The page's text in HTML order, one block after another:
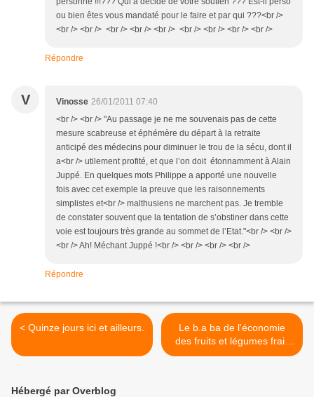
ou bien êtes vous mandaté pour le faire et par qui ???<br />
<br /> <br /> <br /> <br /> <br /> <br /> <br /> <br /> <br />
Répondre
V Vinosse 26/01/2011 07:40
<br /> <br /> "Au passage je ne me souvenais pas de cette
mesure scabreuse et éphémère du départ à la retraite
anticipé des médecins pour diminuer le trou de la sécu, dont il
a<br /> utilement profité, et que l’on doit étonnamment à Alain
Juppé. En quelques mots Philippe a apporté une nouvelle
fois avec cet exemple la preuve que les raisonnements
simplistes et<br /> malthusiens ne marchent pas. Je tremble
de constater souvent que la tentation de s’obstiner dans cette
voie est toujours très grande au sommet de l’Etat."<br /> <br />
<br /> Ah! Méchant Juppé !<br /> <br /> <br /> <br />
Répondre
< Quinze jours ici et ailleurs.
Le b.a ba de l'économie
des fruits et légumes frais
pour les Nuls. >
Hébergé par Overblog